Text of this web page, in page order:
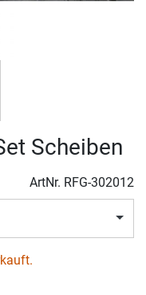
Scheiben
ArtNr. RFG-302012